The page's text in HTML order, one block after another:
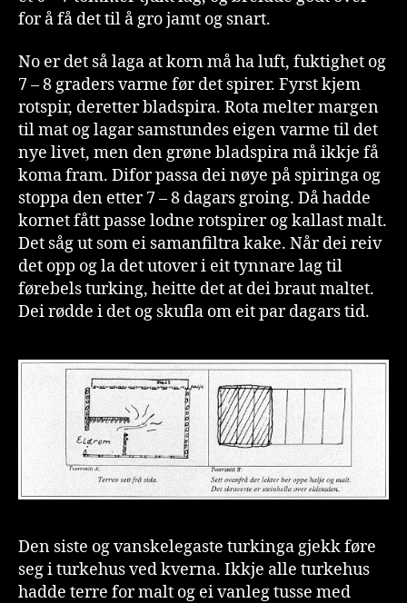
for å få det til å gro jamt og snart.
No er det så laga at korn må ha luft, fuktighet og
7 – 8 graders varme før det spirer. Fyrst kjem
rotspir, deretter bladspira. Rota melter margen
til mat og lagar samstundes eigen varme til det
nye livet, men den grøne bladspira må ikkje få
koma fram. Difor passa dei nøye på spiringa og
stoppa den etter 7 – 8 dagars groing. Då hadde
kornet fått passe lodne rotspirer og kallast malt.
Det såg ut som ei samanfiltra kake. Når dei reiv
det opp og la det utover i eit tynnare lag til
førebels turking, heitte det at dei braut maltet.
Dei rødde i det og skufla om eit par dagars tid.
Den siste og vanskelegaste turkinga gjekk føre
seg i turkehus ved kverna. Ikkje alle turkehus
hadde terre for malt og ei vanleg tusse med